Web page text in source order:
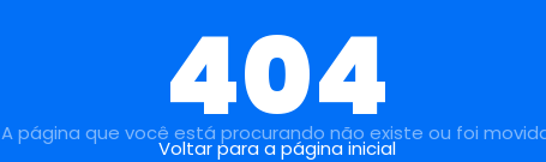
404
A página que você está procurando não existe ou foi
Voltar para a página inicial